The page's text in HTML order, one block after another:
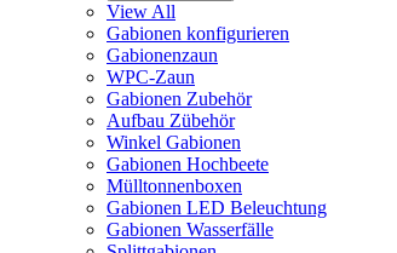
View All
Gabionen konfigurieren
Gabionenzaun
WPC-Zaun
Gabionen Zubehör
Aufbau Zübehör
Winkel Gabionen
Gabionen Hochbeete
Mülltonnenboxen
Gabionen LED Beleuchtung
Gabionen Wasserfälle